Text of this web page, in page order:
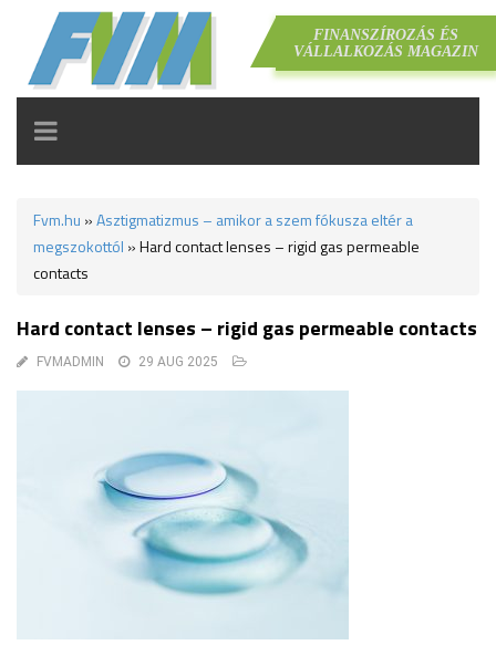
FINANSZÍROZÁS ÉS
VÁLLALKOZÁS MAGAZIN
TOGGLE
NAVIGATION
Fvm.hu »Asztigmatizmus – amikor a szem fókusza eltér a
megszokottól »Hard contact lenses – rigid gas permeable
contacts
Hard contact lenses – rigid gas permeable contacts
FVMADMIN 29 AUG 2025